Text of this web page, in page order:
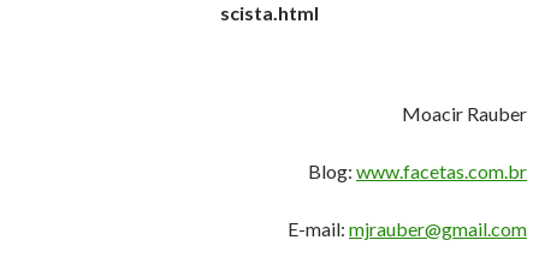
scista.html
Moacir Rauber
Blog: www.facetas.com.br
E-mail: mjrauber@gmail.com